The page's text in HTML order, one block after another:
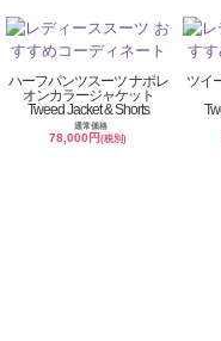
ハーフパンツスーツ ナポレ
オンカラージャケット
Tweed Jacket & Shorts
通常価格
78,000円(税別)
ツイ